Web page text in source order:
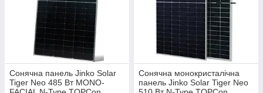
Сонячна панель Jinko Solar
Tiger Neo 485 Вт MONO-
Сонячна монокристалічна
панель Jinko Solar Tiger Neo